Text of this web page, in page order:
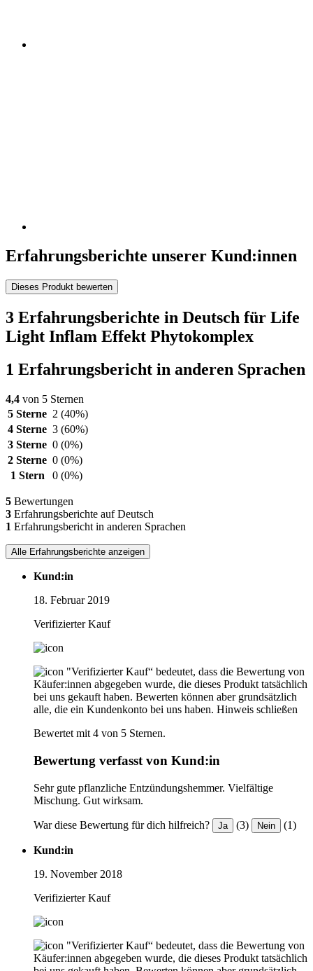
Erfahrungsberichte unserer Kund:innen
Dieses Produkt bewerten
3 Erfahrungsberichte in Deutsch für Life
Light Inflam Effekt Phytokomplex
1 Erfahrungsbericht in anderen Sprachen
4,4 von 5 Sternen
5 Sterne 2 (40%)
4 Sterne 3 (60%)
3 Sterne 0 (0%)
2 Sterne 0 (0%)
1 Stern
0 (0%)
5 Bewertungen
3 Erfahrungsberichte auf Deutsch
1 Erfahrungsbericht in anderen Sprachen
Alle Erfahrungsberichte anzeigen
Kund:in
18. Februar 2019
Verifizierter Kauf
"Verifizierter Kauf“ bedeutet, dass die Bewertung von
Käufer:innen abgegeben wurde, die dieses Produkt tatsächlich
bei uns gekauft haben. Bewerten können aber grundsätzlich
alle, die ein Kundenkonto bei uns haben. Hinweis schließen
Bewertet mit 4 von 5 Sternen.
Bewertung verfasst von Kund:in
Sehr gute pflanzliche Entzündungshemmer. Vielfältige
Mischung. Gut wirksam.
War diese Bewertung für dich hilfreich? Ja (3) Nein (1)
Kund:in
19. November 2018
Verifizierter Kauf
"Verifizierter Kauf“ bedeutet, dass die Bewertung von
Käufer:innen abgegeben wurde, die dieses Produkt tatsächlich